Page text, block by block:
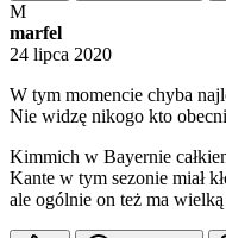
M
marfel
24 lipca 2020
W tym momencie chyba
Nie widzę nikogo kto
Kimmich w Bayernie
Kante w tym sezonie miał
ale ogólnie on też ma wielką